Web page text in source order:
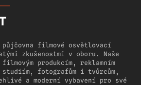
filmové osvětlovací
zkušenostmi v oboru. Naše
produkcím, reklamním
studiím, fotografům i tvůrcům,
a moderní vybavení pro své